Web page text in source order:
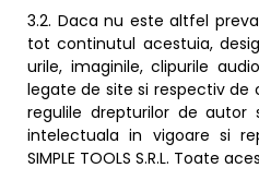
3.2. Daca nu este altfel
tot continutul acestuia,
urile, imaginile, clipurile
legate de site si respectiv
regulile drepturilor de
intelectuala in vigoare si
SIMPLE TOOLS S.R.L. Toate